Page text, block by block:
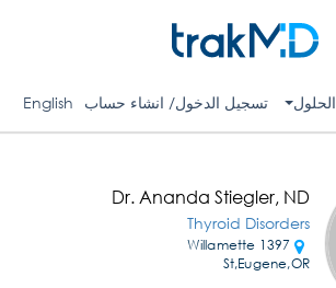
الحلول تسجيل الدخول/ انشاء حساب English
Dr. Ananda Stiegler, ND
Thyroid Disorders
1397 Willamette
St,Eugene,OR